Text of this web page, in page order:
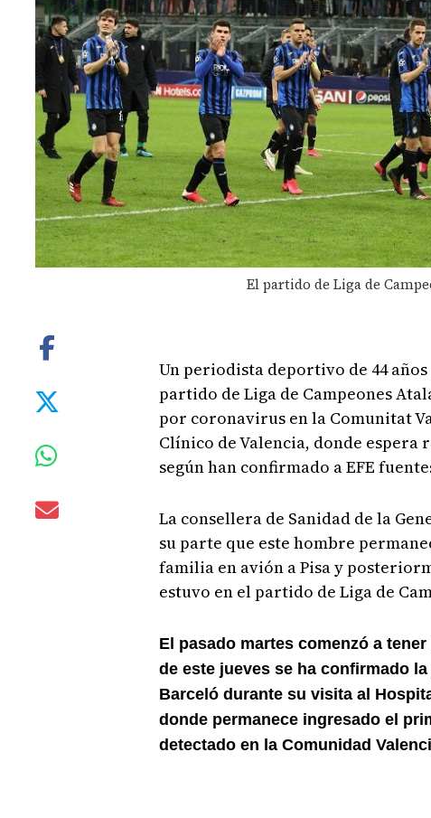
El partido de Liga de
Un periodista deportivo de 44
partido de Liga de Campeones
por coronavirus en la Comunitat
Clínico de Valencia, donde
según han confirmado a EFE
La consellera de Sanidad de la
su parte que este hombre
familia en avión a Pisa y
estuvo en el partido de Liga de
El pasado martes comenzó a
de este jueves se ha confirmado
Barceló durante su visita al
donde permanece ingresado el
detectado en la Comunidad